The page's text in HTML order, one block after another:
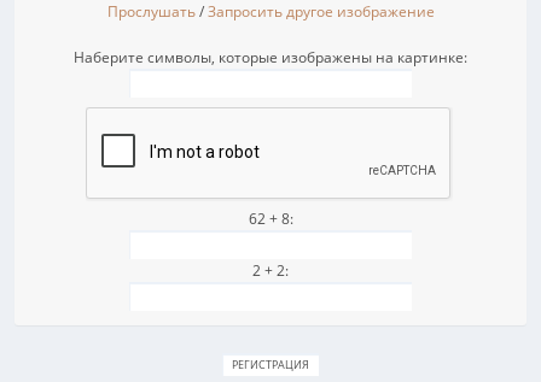
Прослушать/Запросить другое изображение
Наберите символы, которые изображены на картинке:
62 + 8:
2 + 2: